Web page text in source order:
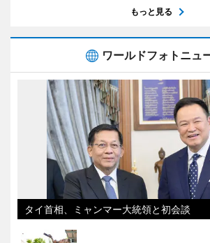
もっと見る
ワールドフォトニュ
タイ首相、ミャンマー大統領と初会談